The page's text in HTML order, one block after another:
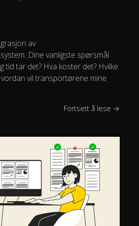
av
Dine vanligste spørsmål
tid tar det? Hva koster det? Hvilke
vil transportørene mine
Fortsett å lese →